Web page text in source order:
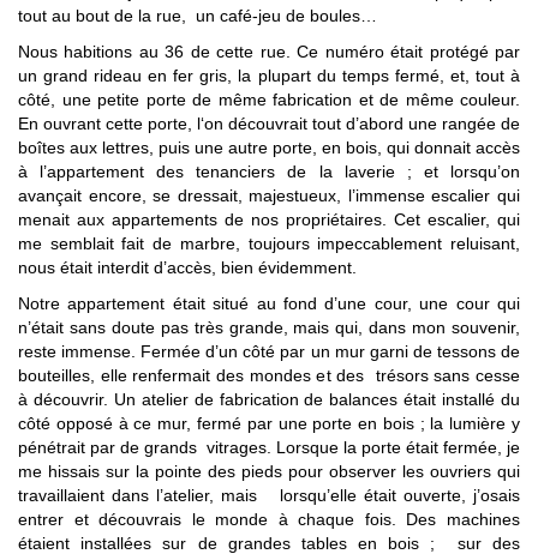
tout au bout de la rue, un café-jeu de boules…
Nous habitions au 36 de cette rue. Ce numéro était protégé par
un grand rideau en fer gris, la plupart du temps fermé, et, tout à
côté, une petite porte de même fabrication et de même couleur.
En ouvrant cette porte, l‘on découvrait tout d’abord une rangée de
boîtes aux lettres, puis une autre porte, en bois, qui donnait accès
à l’appartement des tenanciers de la laverie ; et lorsqu’on
avançait encore, se dressait, majestueux, l’immense escalier qui
menait aux appartements de nos propriétaires. Cet escalier, qui
me semblait fait de marbre, toujours impeccablement reluisant,
nous était interdit d’accès, bien évidemment.
Notre appartement était situé au fond d’une cour, une cour qui
n’était sans doute pas très grande, mais qui, dans mon souvenir,
reste immense. Fermée d’un côté par un mur garni de tessons de
bouteilles, elle renfermait des mondes et des trésors sans cesse
à découvrir. Un atelier de fabrication de balances était installé du
côté opposé à ce mur, fermé par une porte en bois ; la lumière y
pénétrait par de grands vitrages. Lorsque la porte était fermée, je
me hissais sur la pointe des pieds pour observer les ouvriers qui
travaillaient dans l’atelier, mais lorsqu’elle était ouverte, j’osais
entrer et découvrais le monde à chaque fois. Des machines
étaient installées sur de grandes tables en bois ; sur des